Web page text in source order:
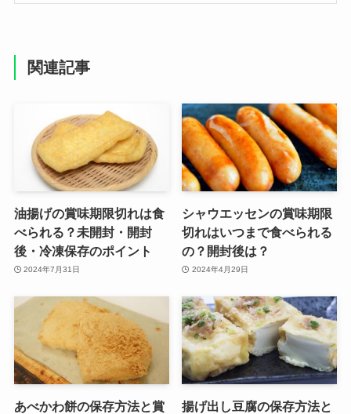
関連記事
油揚げの賞味期限切れは食
べられる？未開封・開封
後・冷凍保存のポイント
2024年7月31日
シャウエッセンの賞味期限
切れはいつまで食べられる
の？開封後は？
2024年4月29日
あべかわ餅の保存方法と賞
揚げ出し豆腐の保存方法と